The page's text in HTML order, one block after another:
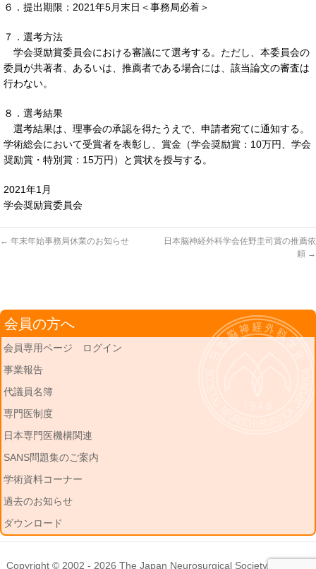
６．提出期限：2021年5月末日＜事務局必着＞
７．選考方法
学会奨励賞委員会における審議にて選考する。ただし、本委員会の
委員が共著者、あるいは、推薦者である場合には、該当論文の審査は
行わない。
８．選考結果
選考結果は、理事会の承認を得たうえで、申請者宛てに通知する。
学術総会において受賞者を表彰し、賞金（学会奨励賞：10万円、学会
奨励賞・特別賞：15万円）と賞状を授与する。
2021年1月
学会奨励賞委員会
← 年末年始事務局休業のお知らせ
日本脳神経外科学会佐野圭司賞の推薦依
頼 →
会員の方へ
会員専用ページ ログイン
事業報告
代議員名簿
専門医制度
日本専門医機構関連
SANS問題集のご案内
学術資料コーナー
過去のお知らせ
ダウンロード
Copyright © 2002 - 2026 The Japan Neurosurgical Society. All rights